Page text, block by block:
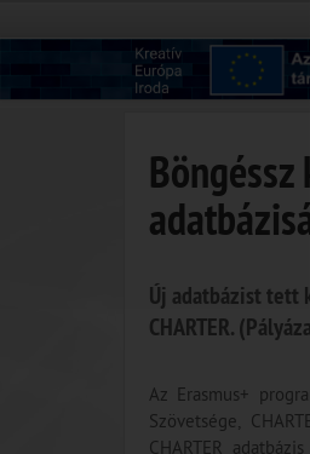
Új adatbázist tett
CHARTER.
Az Erasmus+
Szövetsége,
CHARTER